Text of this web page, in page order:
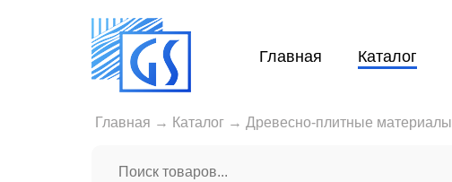
Главная Каталог
Главная → Каталог → Древесно-плитные материалы